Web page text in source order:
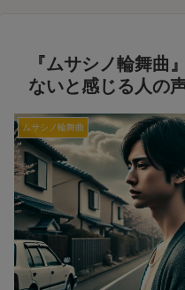
『ムサシノ輪舞曲
ないと感じる人の
ムサシノ輪舞曲